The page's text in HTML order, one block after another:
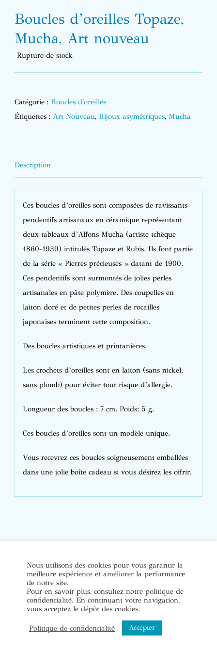
Boucles d’oreilles Topaze,
Mucha, Art nouveau
Rupture de stock
Catégorie : Boucles d'oreilles
Étiquettes : Art Nouveau, Bijoux asymétriques, Mucha
Description
Ces boucles d’oreilles sont composées de ravissants
pendentifs artisanaux en céramique représentant
deux tableaux d’Alfons Mucha (artiste tchèque
1860-1939) intitulés Topaze et Rubis. Ils font partie
de la série « Pierres précieuses » datant de 1900.
Ces pendentifs sont surmontés de jolies perles
artisanales en pâte polymère. Des coupelles en
laiton doré et de petites perles de rocailles
japonaises terminent cette composition.
Des boucles artistiques et printanières.
Les crochets d’oreilles sont en laiton (sans nickel,
sans plomb) pour éviter tout risque d’allergie.
Longueur des boucles : 7 cm. Poids: 5 g.
Ces boucles d’oreilles sont un modèle unique.
Vous recevrez ces boucles soigneusement emballées
dans une jolie boîte cadeau si vous désirez les offrir.
© Copyright Bijoux de soi 2020-2022. Tous droits réservés. |
Conditions Générales de Vente|Mentions légales et politique
de confidentialité
Instagram
Nous utilisons des cookies pour vous garantir la
meilleure expérience et améliorer la performance
de notre site.
Pour en savoir plus, consultez notre politique de
confidentialité. En continuant votre navigation,
vous acceptez le dépôt des cookies.
Politique de confidentialité Accepter